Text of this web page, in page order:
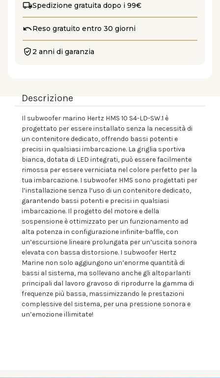
Spedizione gratuita dopo i 99€
Reso gratuito entro 30 giorni
2 anni di garanzia
Descrizione
Il subwoofer marino Hertz HMS 10 S4-LD-SW.1 è
progettato per essere installato senza la necessità di
un contenitore dedicato, offrendo bassi potenti e
precisi in qualsiasi imbarcazione. La griglia sportiva
bianca, dotata di LED integrati, può essere facilmente
rimossa per essere verniciata nel colore perfetto per la
tua imbarcazione. I subwoofer HMS sono progettati per
l’installazione senza l’uso di un contenitore dedicato,
garantendo bassi potenti e precisi in qualsiasi
imbarcazione. Il progetto del motore e della
sospensione è ottimizzato per un funzionamento ad
alta potenza in configurazione infinite-baffle, con
un’escursione lineare prolungata per un’uscita sonora
elevata con bassa distorsione. I subwoofer Hertz
Marine non solo aggiungono un’enorme quantità di
bassi al sistema, ma sollevano anche gli altoparlanti
principali dal lavoro gravoso di riprodurre la gamma di
frequenze più bassa, massimizzando le prestazioni
complessive del sistema, per una pressione sonora e
un’emozione illimitate!